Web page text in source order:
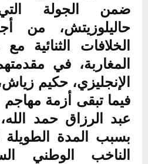
ضمن الجولة
حاليلوزيتش،
الخلافات الثنائية
المغاربة، في
الإنجليزي، حكيم
فيما تبقى أزمة مهاجم
عبد الرزاق حمد
بسبب المدة
الناخب الوطني